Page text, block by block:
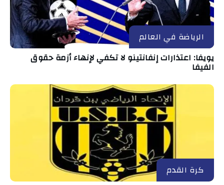
الرياضة في العالم
يويفا: اعتذارات إنفانتينو لا تكفي لإنهاء أزمة حقوق
الفيفا
كرة القدم